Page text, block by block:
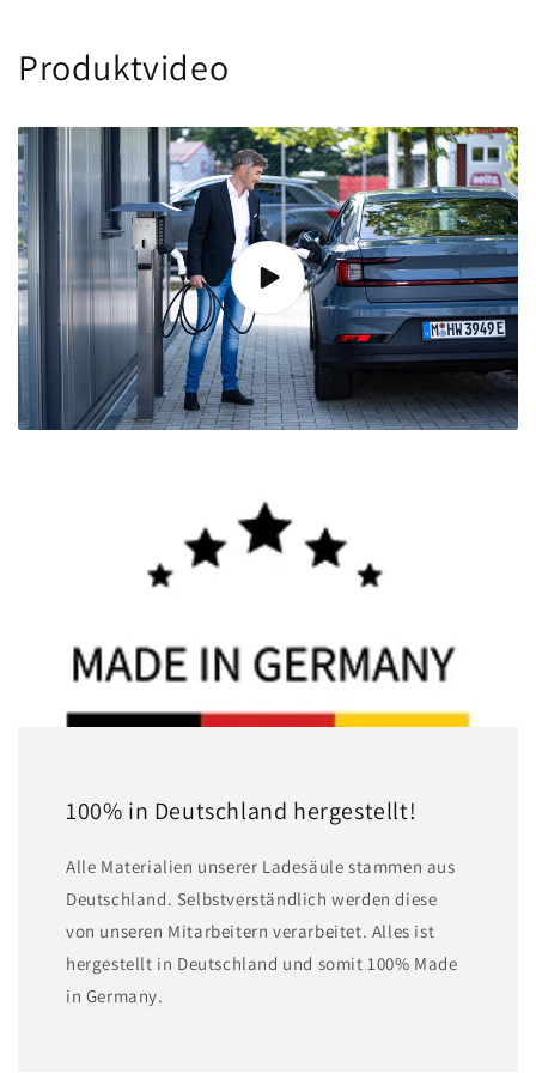
Produktvideo
100% in Deutschland hergestellt!
A lle Materialien unserer Ladesäule stammen aus
Deutschland. Selbstverständlich werden diese
von unseren Mitarbeitern verarbeitet. Alles ist
hergestellt in Deutschland und somit 100% Made
in Germany.